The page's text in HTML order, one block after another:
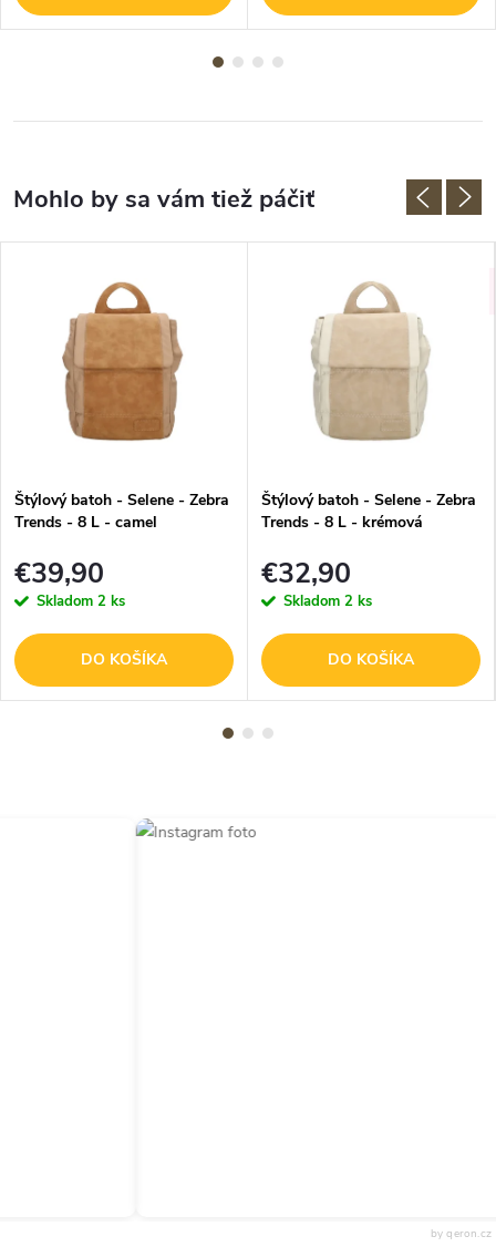
Štýlový batoh - Selene - Zebra
Trends - 8 L - camel
€39,90
Skladom 2 ks
DO KOŠÍKA
Štýlový batoh - Selene - Zebra
Trends - 8 L - krémová
€32,90
Skladom 2 ks
DO KOŠÍKA
by qeron.cz